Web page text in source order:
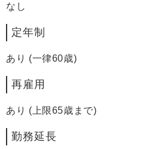
なし
定年制
あり (一律60歳)
再雇用
あり (上限65歳まで)
勤務延長